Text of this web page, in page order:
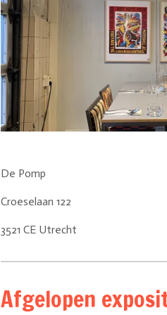
De Pomp
Croeselaan 122
3521 CE Utrecht
Afgelopen